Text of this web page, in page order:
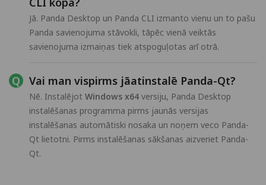
Jā. Panda Desktop un Panda CLI izmanto vienu un to pašu
Panda savienojuma stāvokli, tāpēc vienā veiktās
savienojuma izmaiņas tiek atspoguļotas arī otrā.
Vai man vispirms jāatinstalē Panda-Qt?
Nē. Instalējot Windows x64 versiju, Panda Desktop
instalēšanas programma pirms jaunās versijas
instalēšanas automātiski nosaka un noņem veco Panda-
Qt lietotni. Pirms instalēšanas sākšanas aizveriet Panda-
Qt.